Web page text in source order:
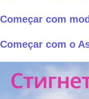
Começar com
Começar com o